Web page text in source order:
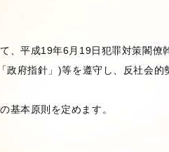
、平成19年6月19日犯罪対策閣僚
府指針」)等を遵守し、反社会
基本原則を定めます。